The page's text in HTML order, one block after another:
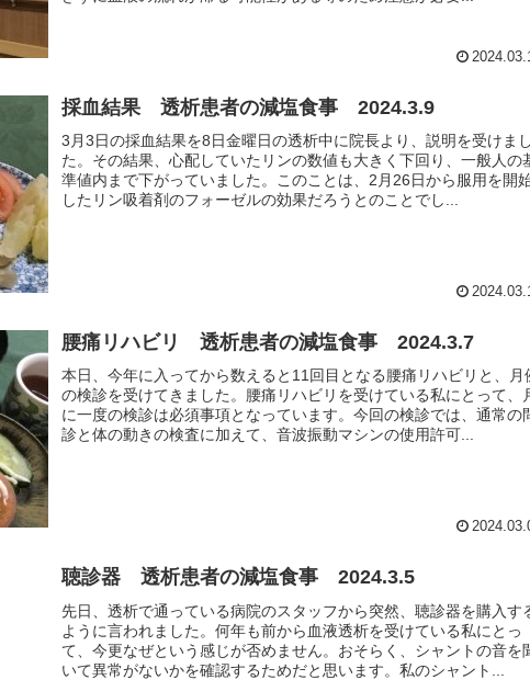
採血結果 透析患者の減塩食事 2024.3.9
3月3日の採血結果を8日金曜日の透析中に院長より、説明を受けまし
た。その結果、心配していたリンの数値も大きく下回り、一般人の
準値内まで下がっていました。このことは、2月26日から服用を開
したリン吸着剤のフォーゼルの効果だろうとのことでし...
腰痛リハビリ 透析患者の減塩食事 2024.3.7
本日、今年に入ってから数えると11回目となる腰痛リハビリと、月
の検診を受けてきました。腰痛リハビリを受けている私にとって、
に一度の検診は必須事項となっています。今回の検診では、通常の
診と体の動きの検査に加えて、音波振動マシンの使用許可...
聴診器 透析患者の減塩食事 2024.3.5
先日、透析で通っている病院のスタッフから突然、聴診器を購入す
ように言われました。何年も前から血液透析を受けている私にとっ
て、今更なぜという感じが否めません。おそらく、シャントの音を
いて異常がないかを確認するためだと思います。私のシャント...